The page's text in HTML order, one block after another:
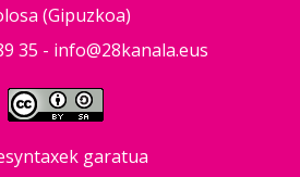
(Gipuzkoa)
35 - info@28kanala.eus
garatua